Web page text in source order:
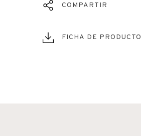
COMPARTIR
FICHA DE PRODUCTO